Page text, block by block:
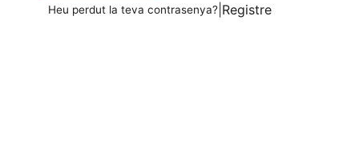
Heu perdut la teva contrasenya? Registre